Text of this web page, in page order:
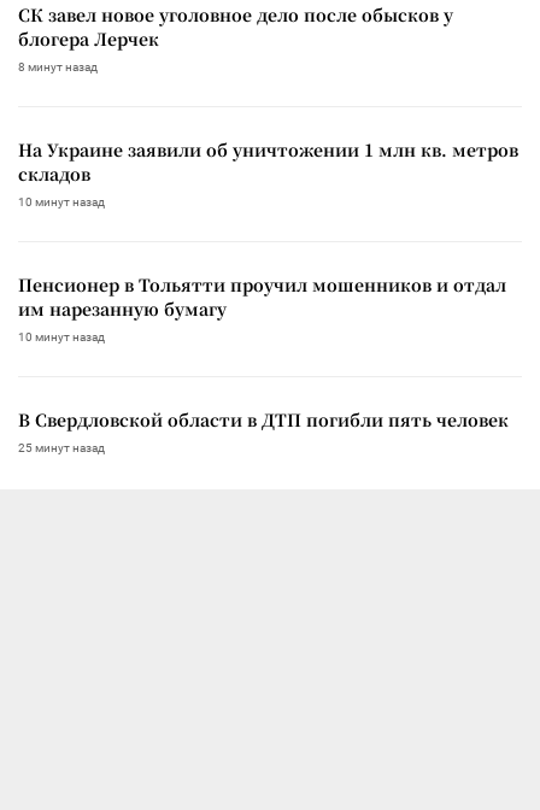
СК завел новое уголовное дело после обысков у
блогера Лерчек
8 минут назад
На Украине заявили об уничтожении 1 млн кв. метров
складов
10 минут назад
Пенсионер в Тольятти проучил мошенников и отдал
им нарезанную бумагу
10 минут назад
В Свердловской области в ДТП погибли пять человек
25 минут назад